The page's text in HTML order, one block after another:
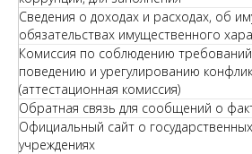
Сведения о доходах и расходах, об
обязательствах имущественного
Комиссия по соблюдению
поведению и урегулированию
(аттестационная комиссия)
Обратная связь для сообщений о
Официальный сайт о
учреждениях